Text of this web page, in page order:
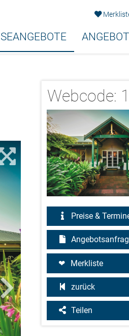
Webcode:
Preise &
Merkliste
zurück
Teilen
2/3